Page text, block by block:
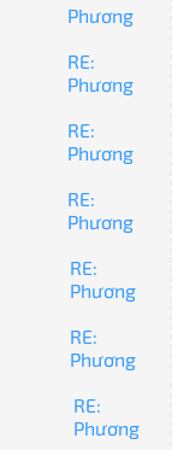
Phương
RE:
Phương
RE:
Phương
RE:
Phương
RE:
Phương
RE:
Phương
RE:
Phương